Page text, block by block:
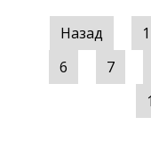
Назад 1
6
7